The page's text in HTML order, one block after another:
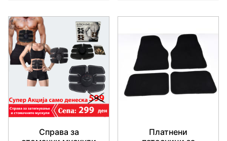
Справа за
Платнени